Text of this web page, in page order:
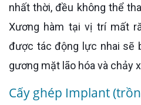
nhất thời, đều không thể
Xương hàm tại vị trí mất
được tác động lực nhai sẽ
gương mặt lão hóa và chảy
Cấy ghép Implant